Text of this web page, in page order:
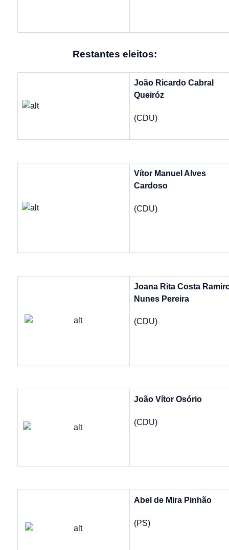
Restantes eleitos:
João Ricardo Cabral
Queiróz
(CDU)
Vítor Manuel Alves
Cardoso
(CDU)
Joana Rita Costa
Nunes Pereira
(CDU)
João Vítor Osório
(CDU)
Abel de Mira Pinhão
(PS)